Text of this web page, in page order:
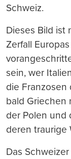
Schweiz.
Dieses Bild ist
Zerfall
sein, wer
die Franzosen
bald Griechen
der Polen und
deren traurige
Das